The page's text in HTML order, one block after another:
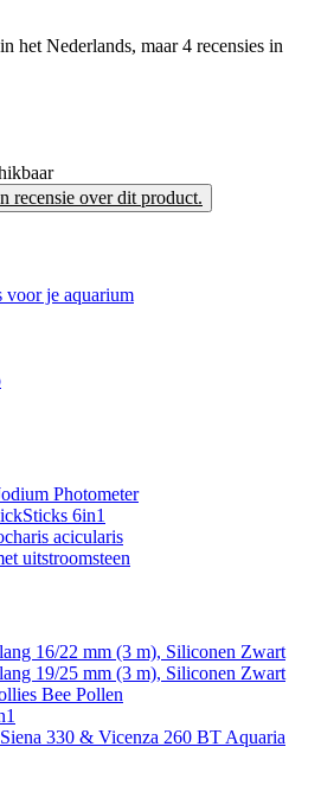
het Nederlands, maar 4 recensies in
recensie over dit product.
voor je aquarium
Photometer
6in1
acicularis
uitstroomsteen
16/22 mm (3 m), Siliconen Zwart
19/25 mm (3 m), Siliconen Zwart
Bee Pollen
330 & Vicenza 260 BT Aquaria